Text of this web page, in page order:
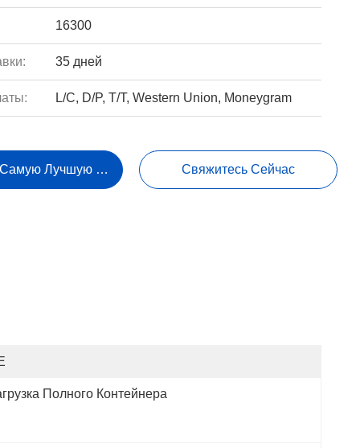
16300
35 дней
L/C, D/P, T/T, Western Union, Moneygram
Самую Лучшую Цену Свяжитесь Сейчас
Полного Контейнера